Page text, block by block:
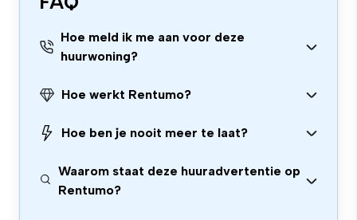
Hoe meld ik me aan voor deze
huurwoning?
Hoe werkt Rentumo?
Hoe ben je nooit meer te laat?
Waarom staat deze huuradvertentie op
Rentumo?